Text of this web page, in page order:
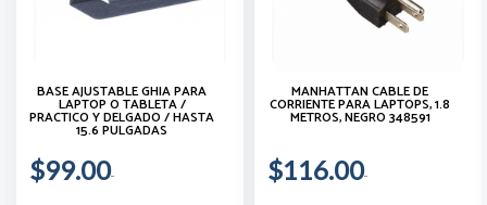
BASE AJUSTABLE GHIA PARA
LAPTOP O TABLETA /
PRACTICO Y DELGADO / HASTA
15.6 PULGADAS
$99.00
MANHATTAN CABLE DE
CORRIENTE PARA LAPTOPS, 1.8
METROS, NEGRO 348591
$116.00